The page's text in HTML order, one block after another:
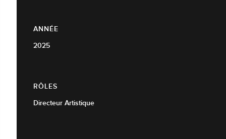
ANNÉE
2025
RÔLES
Directeur Artistique